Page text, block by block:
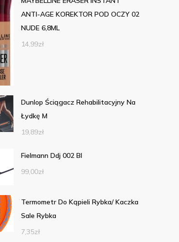
ANTI-AGE KOREKTOR POD OCZY 02
NUDE 6,8ML
14,99zł
Dunlop Ściągacz Rehabilitacyjny Na
Łydkę M
19,89zł
Fielmann Ddj 002 Bl
99,00zł
Termometr Do Kąpieli Rybka/ Kaczka
Sale Rybka
7,35zł